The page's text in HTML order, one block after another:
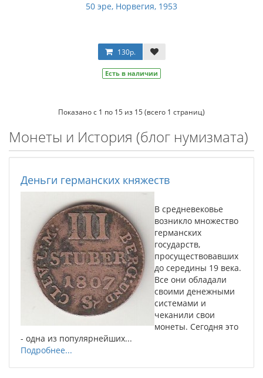
50 эре, Норвегия, 1953
130р.
Есть в наличии
Показано с 1 по 15 из 15 (всего 1 страниц)
Монеты и История (блог нумизмата)
Деньги германских княжеств
В средневековье
возникло множество
германских
государств,
просуществовавших
до середины 19 века.
Все они обладали
своими денежными
системами и
чеканили свои
монеты. Сегодня это
- одна из популярнейших...
Подробнее...